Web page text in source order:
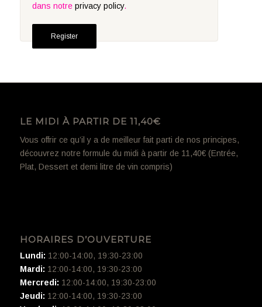
dans notre privacy policy.
Register
LE MIDI À PARTIR DE 11,40€
Vous offrir ce qu’il y a de meilleur fait parti de nos principes,
découvrez notre formule du midi à partir de 11,40€ (Entrée,
Plat, Dessert et demi litre de vin compris)
HORAIRES D’OUVERTURE
Lundi: 12:00-14:00, 19:30-23:00
Mardi: 12:00-14:00, 19:30-23:00
Mercredi: 12:00-14:00, 19:30-23:00
Jeudi: 12:00-14:00, 19:30-23:00